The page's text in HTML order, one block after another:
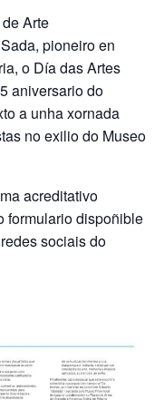
Arte
pioneiro en
o Día das Artes
aniversario do
a unha xornada
no exilio do Museo
acreditativo
formulario dispoñible
sociais do